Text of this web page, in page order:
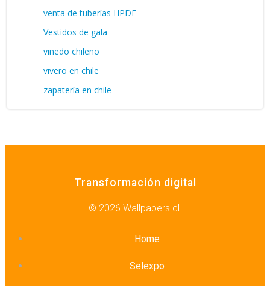
venta de tuberías HPDE
Vestidos de gala
viñedo chileno
vivero en chile
zapatería en chile
Transformación digital
© 2026 Wallpapers.cl.
Home
Selexpo